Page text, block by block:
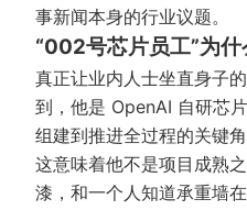
事新闻本身的行业议题。
“002号芯片员工”为
真正让业内人士坐直身子
到，他是 OpenAI 自研芯
组建到推进全过程的关键
这意味着他不是项目成熟
漆，和一个人知道承重墙